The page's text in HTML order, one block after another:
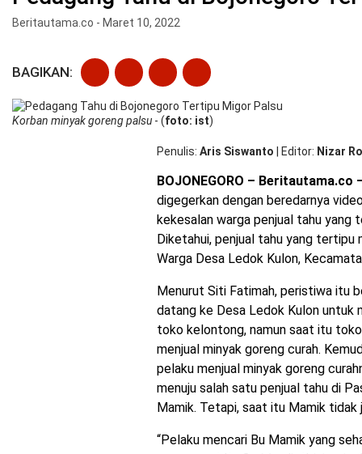
Beritautama.co - Maret 10, 2022
BAGIKAN:
Korban minyak goreng palsu - (foto: ist)
Penulis Aris Siswanto Editor Nizar
BOJONEGORO – Beritautama.co
digegerkan dengan beredarnya
kekesalan warga penjual tahu yang
Diketahui, penjual tahu yang
Warga Desa Ledok Kulon,
Menurut Siti Fatimah, peristiwa itu
datang ke Desa Ledok Kulon untuk
toko kelontong, namun saat itu
menjual minyak goreng curah.
pelaku menjual minyak goreng
menuju salah satu penjual tahu di
Mamik. Tetapi, saat itu Mamik tidak
“Pelaku mencari Bu Mamik yang